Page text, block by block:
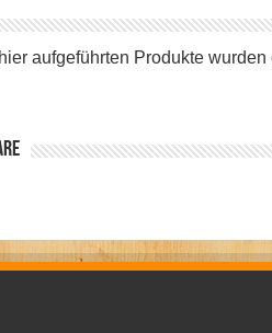
aufgeführten Produkte